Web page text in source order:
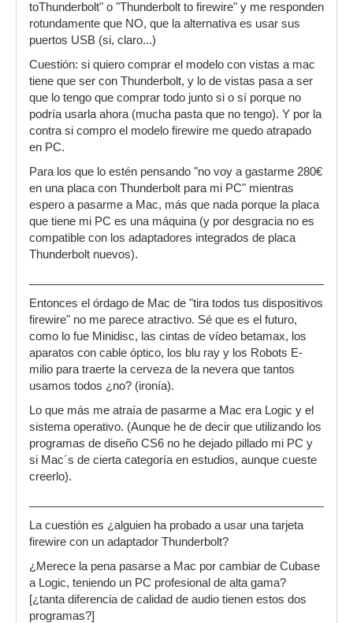
toThunderbolt" o "Thunderbolt to firewire" y me responden
rotundamente que NO, que la alternativa es usar sus
puertos USB (si, claro...)
Cuestión: si quiero comprar el modelo con vistas a mac
tiene que ser con Thunderbolt, y lo de vistas pasa a ser
que lo tengo que comprar todo junto si o sí porque no
podría usarla ahora (mucha pasta que no tengo). Y por la
contra si compro el modelo firewire me quedo atrapado
en PC.
Para los que lo estén pensando "no voy a gastarme 280€
en una placa con Thunderbolt para mi PC" mientras
espero a pasarme a Mac, más que nada porque la placa
que tiene mi PC es una máquina (y por desgracia no es
compatible con los adaptadores integrados de placa
Thunderbolt nuevos).
Entonces el órdago de Mac de "tira todos tus dispositivos
firewire" no me parece atractivo. Sé que es el futuro,
como lo fue Minidisc, las cintas de vídeo betamax, los
aparatos con cable óptico, los blu ray y los Robots E-
milio para traerte la cerveza de la nevera que tantos
usamos todos ¿no? (ironía).
Lo que más me atraía de pasarme a Mac era Logic y el
sistema operativo. (Aunque he de decir que utilizando los
programas de diseño CS6 no he dejado pillado mi PC y
si Mac´s de cierta categoría en estudios, aunque cueste
creerlo).
La cuestión es ¿alguien ha probado a usar una tarjeta
firewire con un adaptador Thunderbolt?
¿Merece la pena pasarse a Mac por cambiar de Cubase
a Logic, teniendo un PC profesional de alta gama?
[¿tanta diferencia de calidad de audio tienen estos dos
programas?]